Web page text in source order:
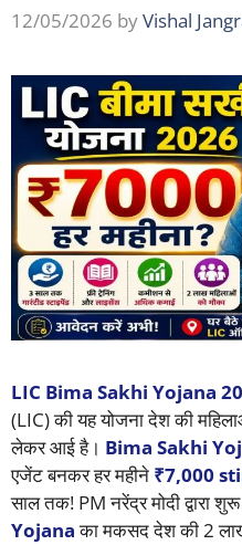
12/05/2026 byVishal
LIC Bima Sakhi Yojana
(LIC) की यह योजना देश की
लेकर आई है। Bima Sakhi
एजेंट बनकर हर महीने ₹7,000
साल तक! PM नरेंद्र मोदी द्वारा
Yojanaका मकसद देश की 2 लाख
✅ अभी